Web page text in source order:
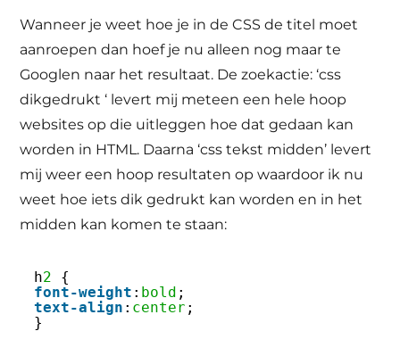
Wanneer je weet hoe je in de CSS de titel moet
aanroepen dan hoef je nu alleen nog maar te
Googlen naar het resultaat. De zoekactie: ‘css
dikgedrukt ‘ levert mij meteen een hele hoop
websites op die uitleggen hoe dat gedaan kan
worden in HTML. Daarna ‘css tekst midden’ levert
mij weer een hoop resultaten op waardoor ik nu
weet hoe iets dik gedrukt kan worden en in het
midden kan komen te staan:
h2
{
font-weight : bold ;
text-align : center ;
}